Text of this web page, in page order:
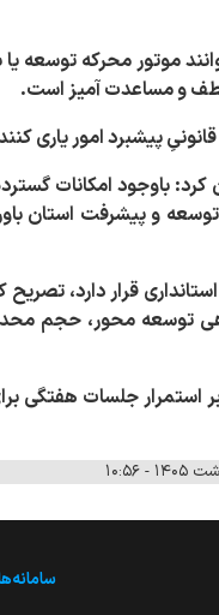
موتور محرکه توسعه یا
و مساعدت آمیز است.
پیشبرد امور یاری
کرد: باوجود امکانات
توسعه و پیشرفت استان
قرار دارد،
توسعه محور، حجم
اجرایی، بر استمرار